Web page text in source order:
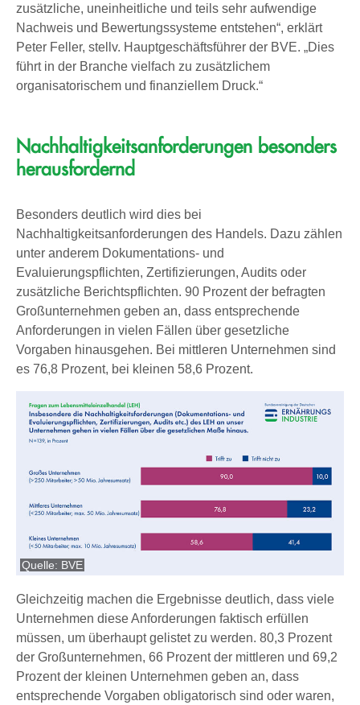
zusätzliche, uneinheitliche und teils sehr aufwendige
Nachweis und Bewertungssysteme entstehen“, erklärt
Peter Feller, stellv. Hauptgeschäftsführer der BVE. „Dies
führt in der Branche vielfach zu zusätzlichem
organisatorischem und finanziellem Druck.“
Nachhaltigkeitsanforderungen besonders
herausfordernd
Besonders deutlich wird dies bei
Nachhaltigkeitsanforderungen des Handels. Dazu zählen
unter anderem Dokumentations- und
Evaluierungspflichten, Zertifizierungen, Audits oder
zusätzliche Berichtspflichten. 90 Prozent der befragten
Großunternehmen geben an, dass entsprechende
Anforderungen in vielen Fällen über gesetzliche
Vorgaben hinausgehen. Bei mittleren Unternehmen sind
es 76,8 Prozent, bei kleinen 58,6 Prozent.
Quelle: BVE
Gleichzeitig machen die Ergebnisse deutlich, dass viele
Unternehmen diese Anforderungen faktisch erfüllen
müssen, um überhaupt gelistet zu werden. 80,3 Prozent
der Großunternehmen, 66 Prozent der mittleren und 69,2
Prozent der kleinen Unternehmen geben an, dass
entsprechende Vorgaben obligatorisch sind oder waren,